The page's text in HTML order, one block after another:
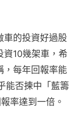
車的投資好過股
資10幾架車，希
，每年回報率能
能否揀中「藍籌
率達到一倍。